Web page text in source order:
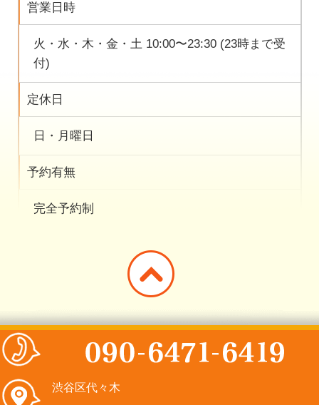
営業日時
火・水・木・金・土 10:00〜23:30 (23時まで受
付)
定休日
日・月曜日
予約有無
完全予約制
渋谷区代々木